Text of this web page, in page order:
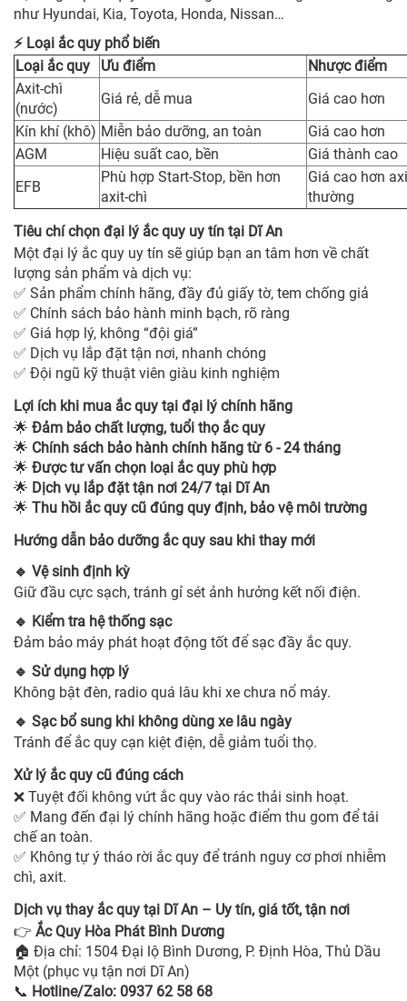
như Hyundai, Kia, Toyota, Honda, Nissan…
⚡Loại ắc quy phổ biến
Loại ắc quy
Ưu điểm
Nhược điểm
Axit-chì
(nước)
Giá rẻ, dễ mua
Giá cao hơn
Kín khí (khô) Miễn bảo dưỡng, an toàn
Giá cao hơn
AGM
Hiệu suất cao, bền
Giá thành cao
EFB
Phù hợp Start-Stop, bền hơn
axit-chì
Giá cao hơn
thường
Tiêu chí chọn đại lý ắc quy uy tín tại Dĩ An
Một đại lý ắc quy uy tín sẽ giúp bạn an tâm hơn về chất
lượng sản phẩm và dịch vụ:
✅ Sản phẩm chính hãng, đầy đủ giấy tờ, tem chống giả
✅ Chính sách bảo hành minh bạch, rõ ràng
✅ Giá hợp lý, không “đội giá”
✅ Dịch vụ lắp đặt tận nơi, nhanh chóng
✅ Đội ngũ kỹ thuật viên giàu kinh nghiệm
Lợi ích khi mua ắc quy tại đại lý chính hãng
🌟 Đảm bảo chất lượng, tuổi thọ ắc quy
🌟 Chính sách bảo hành chính hãng từ 6 - 24 tháng
🌟 Được tư vấn chọn loại ắc quy phù hợp
🌟 Dịch vụ lắp đặt tận nơi 24/7 tại Dĩ An
🌟 Thu hồi ắc quy cũ đúng quy định, bảo vệ môi trường
Hướng dẫn bảo dưỡng ắc quy sau khi thay mới
🔹 Vệ sinh định kỳ
Giữ đầu cực sạch, tránh gỉ sét ảnh hưởng kết nối điện.
🔹 Kiểm tra hệ thống sạc
Đảm bảo máy phát hoạt động tốt để sạc đầy ắc quy.
🔹 Sử dụng hợp lý
Không bật đèn, radio quá lâu khi xe chưa nổ máy.
🔹 Sạc bổ sung khi không dùng xe lâu ngày
Tránh để ắc quy cạn kiệt điện, dễ giảm tuổi thọ.
Xử lý ắc quy cũ đúng cách
❌ Tuyệt đối không vứt ắc quy vào rác thải sinh hoạt.
✅ Mang đến đại lý chính hãng hoặc điểm thu gom để tái
chế an toàn.
✅ Không tự ý tháo rời ắc quy để tránh nguy cơ phơi nhiễm
chì, axit.
Dịch vụ thay ắc quy tại Dĩ An – Uy tín, giá tốt, tận nơi
👉 Ắc Quy Hòa Phát Bình Dương
🏠 Địa chỉ: 1504 Đại lộ Bình Dương, P. Định Hòa, Thủ Dầu
Một (phục vụ tận nơi Dĩ An)
📞 Hotline/Zalo: 0937 62 58 68